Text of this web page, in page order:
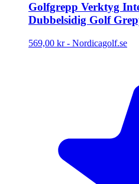
Golfgrepp Verktyg
Dubbelsidig Golf
569,00 kr- Nordicagolf.se